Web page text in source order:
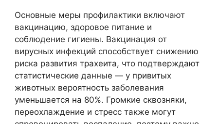
Основные меры профилактики включают
вакцинацию, здоровое питание и
соблюдение гигиены. Вакцинация от
вирусных инфекций способствует снижению
риска развития трахеита, что подтверждают
статистические данные — у привитых
животных вероятность заболевания
уменьшается на 80%. Громкие сквозняки,
переохлаждение и стресс также могут